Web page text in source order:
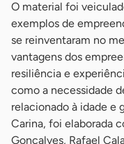
O material foi
exemplos de
se reinventaram no
vantagens dos
resiliência e
como a necessidade
relacionado à idade e
Carina, foi elaborada
Gonçalves, Rafael